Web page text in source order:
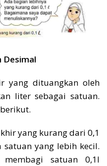
Desimal
yang dituangkan oleh
liter sebagai satuan.
yang kurang dari 0,1
yang lebih kecil.
membagi satuan 0,1l